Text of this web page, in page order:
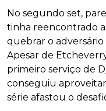
No segundo set,
tinha reencontrado
quebrar o
Apesar de
primeiro serviço de
conseguiu
série afastou o